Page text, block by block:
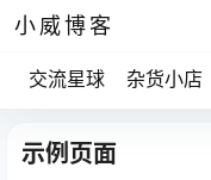
小威博客
交流星球 杂货小店
示例页面